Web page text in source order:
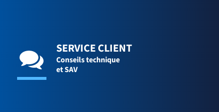
SERVICE CLIENT
Conseils technique
et SAV